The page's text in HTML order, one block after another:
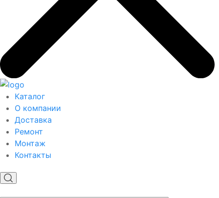
Каталог
О компании
Доставка
Ремонт
Монтаж
Контакты